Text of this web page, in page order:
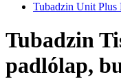
Tubadzin Unit Plus
Tubadzin
padlólap,